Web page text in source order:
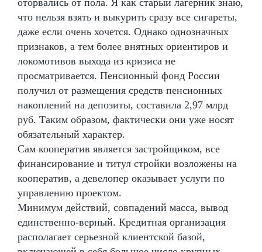
что нельзя взять и выкурить сразу все сигареты,
даже если очень хочется. Однако однозначных
признаков, а тем более внятных ориентиров и
локомотивов выхода из кризиса не
просматривается. Пенсионный фонд России
получил от размещения средств пенсионных
накоплений на депозиты, составила 2,97 млрд
руб. Таким образом, фактически они уже носят
обязательный характер.
Сам кооператив является застройщиком, все
финансирование и титул стройки возложены на
кооператив, а девелопер оказывает услуги по
управлению проектом.
Минимум действий, совпадений масса, вывод
единственно-верный. Кредитная организация
располагает серьезной клиентской базой,